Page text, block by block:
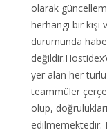
olarak
herhangi bir kişi
durumunda
yer alan her
teammüler
olup,
edilmemektedir.